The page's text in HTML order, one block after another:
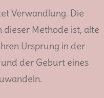
Verwandlung. Die
dieser Methode ist, alte
Ursprung in der
der Geburt eines